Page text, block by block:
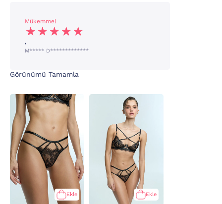
Mükemmel
,
M***** D*************
Görünümü Tamamla
Ekle Ekle